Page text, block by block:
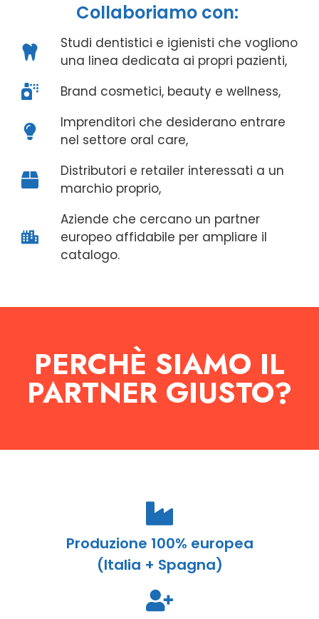
Collaboriamo con:
Studi dentistici e igienisti che vogliono
una linea dedicata ai propri pazienti,
Brand cosmetici, beauty e wellness,
Imprenditori che desiderano entrare
nel settore oral care,
Distributori e retailer interessati a un
marchio proprio,
Aziende che cercano un partner
europeo affidabile per ampliare il
catalogo.
PERCHÈ SIAMO IL
PARTNER GIUSTO?
Produzione 100% europea
(Italia + Spagna)